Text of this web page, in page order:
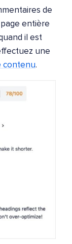
de
entière
il est
une
contenu.